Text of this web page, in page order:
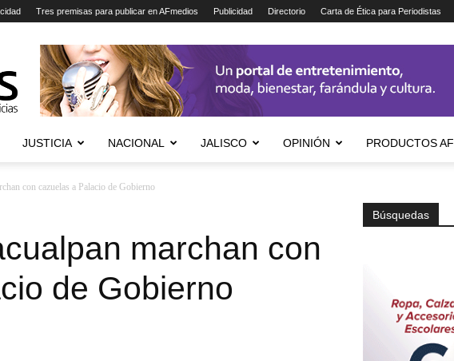
Tres premisas para publicar en AFmedios Publicidad Directorio Carta de Ética para Periodistas
JUSTICIA NACIONAL JALISCO OPINIÓN PRODUCTOS AF
con cazuelas a Palacio de Gobierno
marchan con
de Gobierno
Búsquedas